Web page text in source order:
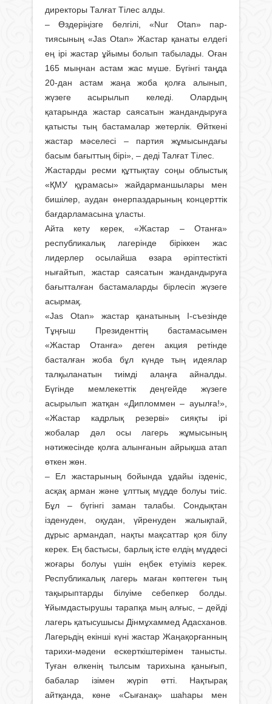
директоры Талғат Тілес алды.
– Өздеріңізге белгілі, «Nur Otan» пар­
тиясының «Jas Otan» Жастар қанаты елдегі
ең ірі жастар ұйымы болып табылады. Оған
165 мыңнан астам жас мүше. Бүгінгі таңда
20-дан астам жаңа жоба қолға алынып,
жүзеге асырылып келеді. Олардың
қатарында жастар саясатын жандандыруға
қатысты тың бастамалар жетерлік. Өйткені
жастар мәселесі – партия жұмысындағы
басым бағыттың бірі», – деді Талғат Тілес.
Жастарды ресми құттықтау соңы об­лыс­тық
«ҚМУ құрамасы» жайдарман­шылары мен
бишілер, аудан өнерпаз­дарының концерттік
бағдарламасына ұласты.
Айта кету керек, «Жастар – Отан­ға»
республикалық лагерінде бірік­кен жас
лидерлер осылайша өза­ра әріптестікті
нығайтып, жастар сая­сатын жандандыруға
бағытталған бастамаларды бірлесіп жүзеге
асырмақ.
«Jas Otan» жастар қанатының І-съезінде
Тұңғыш Президенттің бас­тамасымен
«Жастар Отанға» деген акция ретінде
басталған жоба бұл күнде тың идеялар
талқыланатын тиімді алаңға айналды.
Бүгінде мемлекеттік деңгейде жүзеге
асырылып жатқан «Дипломмен – ауылға!»,
«Жастар кадрлық резерві» сияқты ірі
жобалар дәл осы лагерь жұмысының
нәтижесінде қолға алын­ғанын айрықша атап
өткен жөн.
– Ел жастарының бойында ұдайы ізденіс,
асқақ арман және ұлттық мүдде болуы тиіс.
Бұл – бүгінгі заман талабы. Сондықтан
ізденуден, оқудан, үйренуден жалықпай,
дұрыс армандап, нақты мақсаттар қоя білу
керек. Ең бастысы, барлық істе елдің мүддесі
жоғары болуы үшін еңбек етуіміз керек.
Республикалық лагерь маған көптеген тың
тақырыптарды білуіме себепкер болды.
Ұйымдастырушы тарапқа мың алғыс, – дейді
лагерь қатысушысы Дінмұхаммед Адасханов.
Лагерьдің екінші күні жастар Жаңақорғанның
тарихи-мәдени ескерт­кіштерімен танысты.
Туған өлкенің тылсым тарихына қанығып,
бабалар ізімен жүріп өтті. Нақтырақ
айтқанда, көне «Сығанақ» шаһары мен